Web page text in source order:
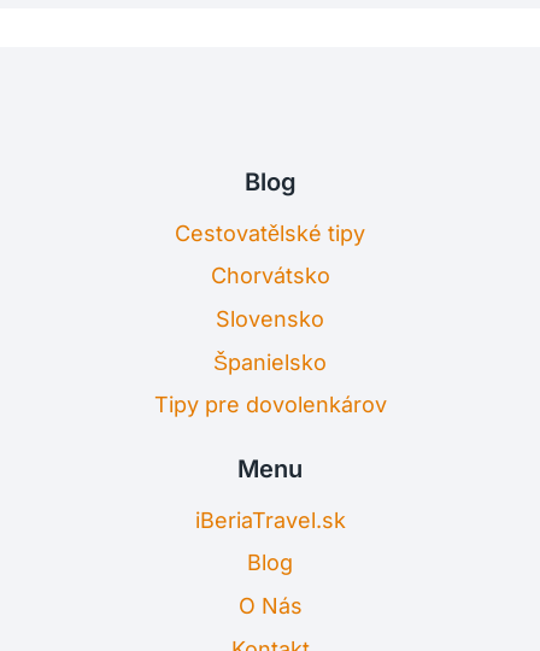
Blog
Cestovatělské tipy
Chorvátsko
Slovensko
Španielsko
Tipy pre dovolenkárov
Menu
iBeriaTravel.sk
Blog
O Nás